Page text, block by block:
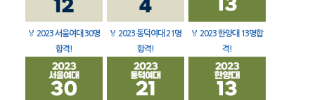
🏅 2023 서울여대 30명
합격!
🏅 2023 동덕여대 21명
합격!
🏅 2023 한양대 13명합
격!